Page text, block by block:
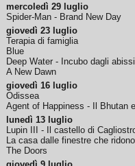
mercoledì 29 luglio
Spider-Man - Brand New Day
giovedì 23 luglio
Terapia di famiglia
Blue
Deep Water - Incubo dagli abissi
A New Dawn
giovedì 16 luglio
Odissea
Agent of Happiness - Il Bhutan
lunedì 13 luglio
Lupin III - Il castello di
La casa dalle finestre che ridono
The Doors